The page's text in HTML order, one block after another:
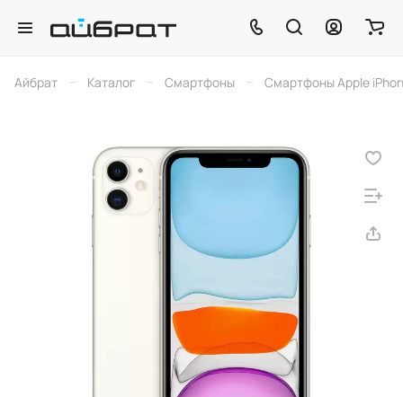
Айбрат – Каталог – Смартфоны – Смартфоны Apple